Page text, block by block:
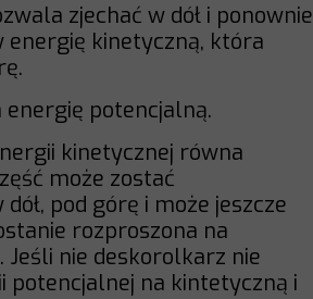
zjechać w dół i ponownie
energię kinetyczną, która
energię potencjalną.
kinetycznej równa
może zostać
pod górę i może jeszcze
rozproszona na
Jeśli nie deskorolkarz nie
potencjalnej na kintetyczną i